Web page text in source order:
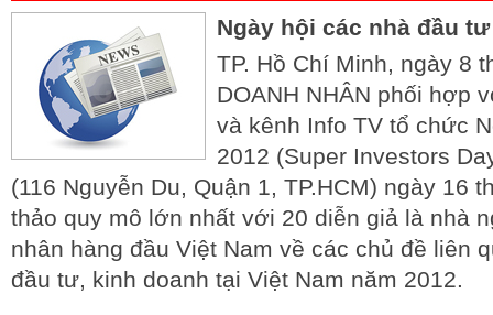
Ngày hội các nhà đầu tư
TP. Hồ Chí Minh, ngày 8
DOANH NHÂN phối hợp
và kênh Info TV tổ chức
2012 (Super Investors
(116 Nguyễn Du, Quận 1, TP.HCM) ngày 16
thảo quy mô lớn nhất với 20 diễn giả là nhà
nhân hàng đầu Việt Nam về các chủ đề liên
đầu tư, kinh doanh tại Việt Nam năm 2012.